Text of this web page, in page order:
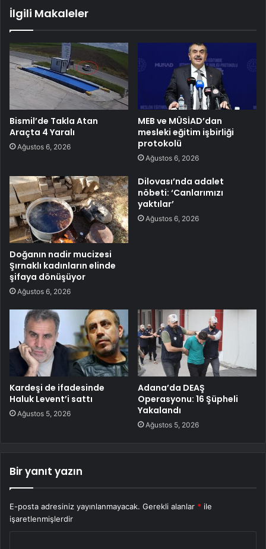
İlgili Makaleler
Bismil’de Takla Atan
Araçta 4 Yaralı
Ağustos 6, 2026
MEB ve MÜSİAD’dan
mesleki eğitim işbirliği
protokolü
Ağustos 6, 2026
Doğanın nadir mucizesi
Şırnaklı kadınların elinde
şifaya dönüşüyor
Ağustos 6, 2026
Dilovası’nda adalet
nöbeti: ‘Canlarımızı
yaktılar’
Ağustos 6, 2026
Kardeşi de ifadesinde
Haluk Levent’i sattı
Ağustos 5, 2026
Adana’da DEAŞ
Operasyonu: 16 Şüpheli
Yakalandı
Ağustos 5, 2026
Bir yanıt yazın
E-posta adresiniz yayınlanmayacak. Gerekli alanlar * ile
işaretlenmişlerdir